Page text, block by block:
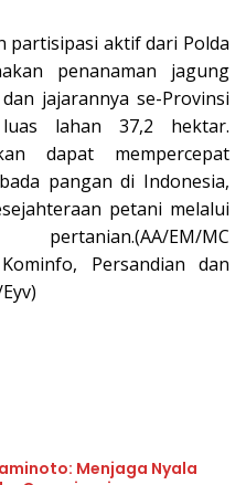
partisipasi aktif dari Polda
penanaman jagung
jajarannya se-Provinsi
lahan 37,2 hektar.
dapat mempercepat
pangan di Indonesia,
petani melalui
EM/MC
Persandian dan
Menjaga Nyala